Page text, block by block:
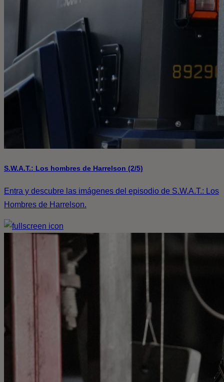
S.W.A.T.: Los hombres de Harrelson (2/5)
Entra y descubre las imágenes del episodio de S.W.A.T.: Los
Hombres de Harrelson.